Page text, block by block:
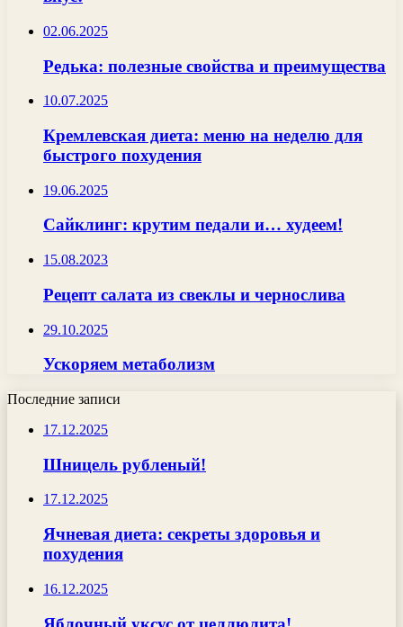
02.06.2025
Редька: полезные свойства и преимущества
10.07.2025
Кремлевская диета: меню на неделю для
быстрого похудения
19.06.2025
Сайклинг: крутим педали и… худеем!
15.08.2023
Рецепт салата из свеклы и чернослива
29.10.2025
Ускоряем метаболизм
Последние записи
17.12.2025
Шницель рубленый!
17.12.2025
Ячневая диета: секреты здоровья и
похудения
16.12.2025